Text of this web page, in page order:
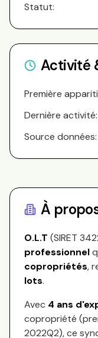
Statut:
Activité
Première
Dernière activité:
Source données:
À
O.L.T (SIRET
professionnel
copropriétés,
lots.
Avec 4 ans
copropriété
2022Q2), ce